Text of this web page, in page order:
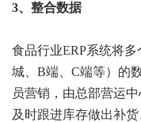
3、整合数据
食品行业ERP系统将
城、B端、C端等）的
员营销，由总部营运
及时跟进库存做出补货